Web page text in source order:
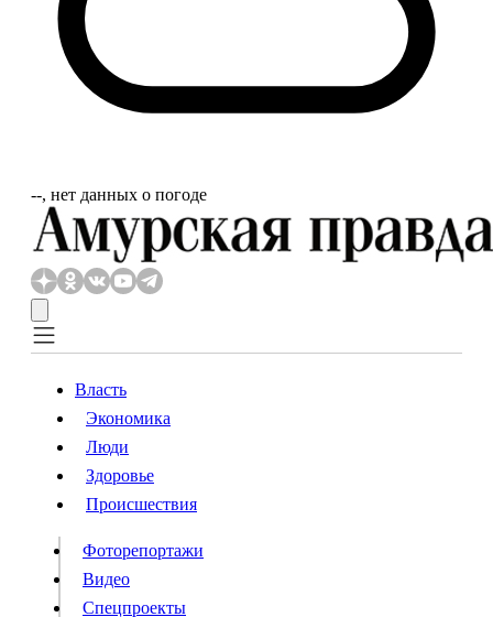
‐‐, нет данных о погоде
Власть
Происшествия
Видео
Конкурсы
Власть
Экономика
Люди
Здоровье
Происшествия
Фоторепортажи
Видео
Спецпроекты